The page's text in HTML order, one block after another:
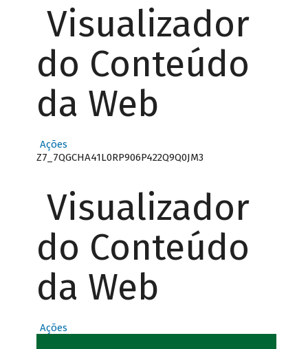
Visualizador
do Conteúdo
da Web
Ações
Z7_7QGCHA41L0RP906P422Q9Q0JM3
Visualizador
do Conteúdo
da Web
Ações